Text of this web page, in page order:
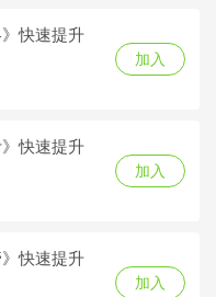
加入
加入
快速提升
加入
快速提升
加入
快速提升
加入